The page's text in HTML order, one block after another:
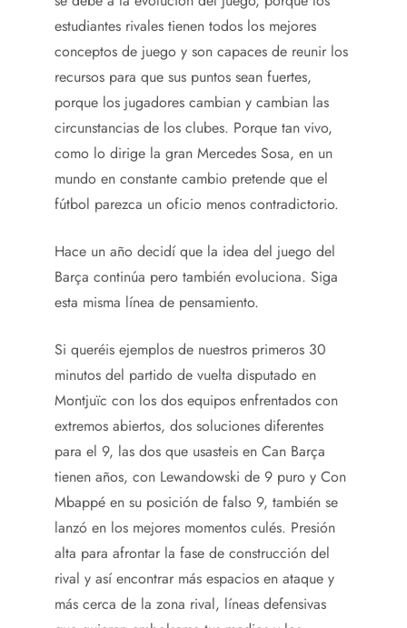
estudiantes rivales tienen todos los mejores
conceptos de juego y son capaces de reunir los
recursos para que sus puntos sean fuertes,
porque los jugadores cambian y cambian las
circunstancias de los clubes. Porque tan vivo,
como lo dirige la gran Mercedes Sosa, en un
mundo en constante cambio pretende que el
fútbol parezca un oficio menos contradictorio.
Hace un año decidí que la idea del juego del
Barça continúa pero también evoluciona. Siga
esta misma línea de pensamiento.
Si queréis ejemplos de nuestros primeros 30
minutos del partido de vuelta disputado en
Montjuïc con los dos equipos enfrentados con
extremos abiertos, dos soluciones diferentes
para el 9, las dos que usasteis en Can Barça
tienen años, con Lewandowski de 9 puro y Con
Mbappé en su posición de falso 9, también se
lanzó en los mejores momentos culés. Presión
alta para afrontar la fase de construcción del
rival y así encontrar más espacios en ataque y
más cerca de la zona rival, líneas defensivas